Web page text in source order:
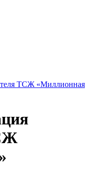
ТСЖ «Миллионная